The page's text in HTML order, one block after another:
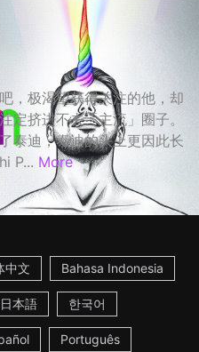
，极渴望获得关注的他，却
定挤进不去「主流」圈子。
泰迪，泰迪的头上更因此长
P... More
中文 Bahasa Indonesia
日本語 한국어
Português